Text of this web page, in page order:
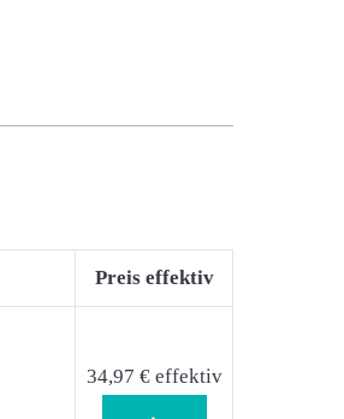
Preis effektiv
34,97 € effektiv